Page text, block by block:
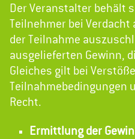
Der Veranstalter behält
Teilnehmer bei
der Teilnahme
ausgelieferten Gewinn,
Gleiches gilt bei
Teilnahmebedingungen
Recht.
Ermittlung der